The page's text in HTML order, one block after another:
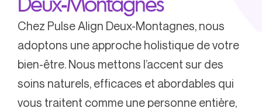
Chez Pulse Align Deux-Montagnes, nous
adoptons une approche holistique de votre
bien-être. Nous mettons l’accent sur des
soins naturels, efficaces et abordables qui
vous traitent comme une personne entière,